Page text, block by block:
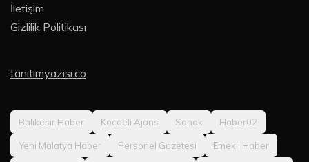
İletişim
Gizlilik Politikası
tanitimyazisi.co
Balıkesir Haber Kocaeli Ajans Sondk Haber02
Yeni Malatya Haber Personel Gazetesi Emekli Haber